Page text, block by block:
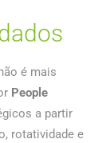
é mais
People
a partir
rotatividade e